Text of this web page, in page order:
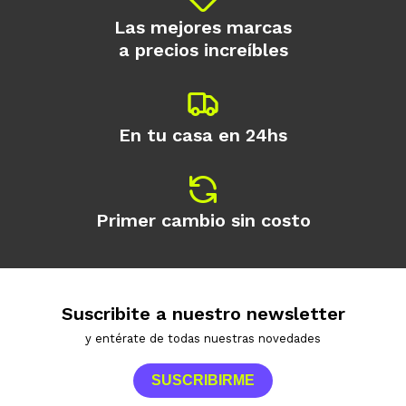
Las mejores marcas
a precios increíbles
En tu casa en 24hs
Primer cambio sin costo
Suscribite a nuestro newsletter
y entérate de todas nuestras novedades
SUSCRIBIRME